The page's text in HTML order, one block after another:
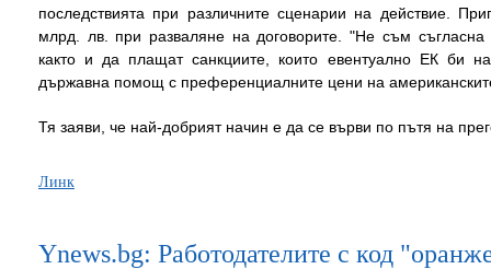
последствията при различните сценарии на действие.
млрд. лв. при разваляне на договорите. "Не съм съгласна
както и да плащат санкциите, които евентуално ЕК би
държавна помощ с преференциалните цени на
Тя заяви, че най-добрият начин е да се върви по пътя на
Линк
Ynews.bg: Работодателите с код